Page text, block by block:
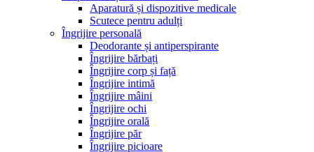
Aparatură și dispozitive medicale
Scutece pentru adulți
Îngrijire personală
Deodorante și antiperspirante
Îngrijire bărbați
Îngrijire corp și față
Îngrijire intimă
Îngrijire mâini
Îngrijire ochi
Îngrijire orală
Îngrijire păr
Îngrijire picioare